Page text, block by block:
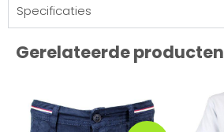
Specificaties
Gerelateerde producten